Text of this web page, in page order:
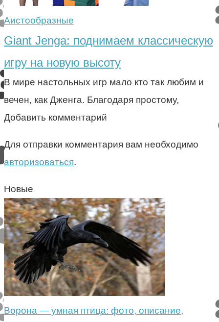
Аистообразные
Giant Jenga: поднимаем классическую
игру на новую высоту
В мире настольных игр мало кто так любим и
вечен, как Дженга. Благодаря простому,
Добавить комментарий
Для отправки комментария вам необходимо
авторизоваться.
Новые
Ворона — умная птица: фото, описание,